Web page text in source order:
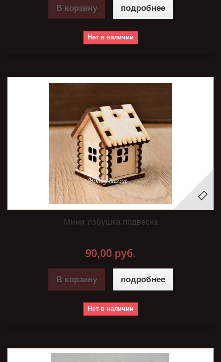
В корзину подробнее
Нет в наличии
Мини избушка подвеска
90,00 руб.
В корзину подробнее
Нет в наличии